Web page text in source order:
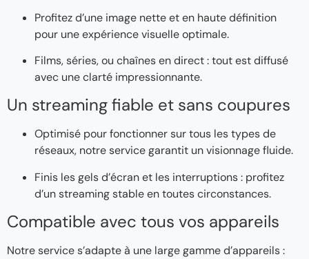
Profitez d’une image nette et en haute définition
pour une expérience visuelle optimale.
Films, séries, ou chaînes en direct : tout est diffusé
avec une clarté impressionnante.
Un streaming fiable et sans coupures
Optimisé pour fonctionner sur tous les types de
réseaux, notre service garantit un visionnage fluide.
Finis les gels d’écran et les interruptions : profitez
d’un streaming stable en toutes circonstances.
Compatible avec tous vos appareils
Notre service s’adapte à une large gamme d’appareils :